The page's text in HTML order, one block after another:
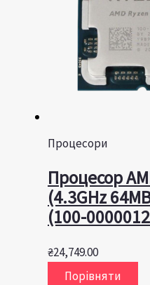
Процесори
Процесор
(4.3GHz
(100-
₴24,749.00
Порівняти